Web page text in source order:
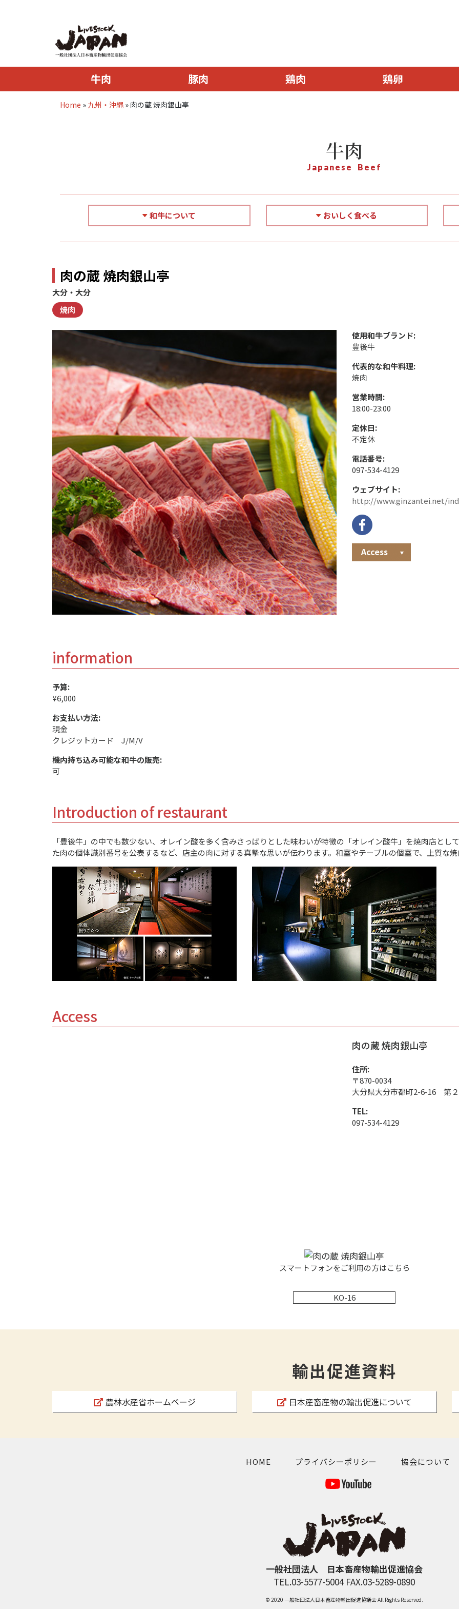
牛肉 豚肉 鶏肉 鶏卵
Home » 九州・沖縄 » 肉の蔵 焼肉銀山亭
牛肉
Japanese Beef
和牛について おいしく食べる
肉の蔵 焼肉銀山亭
大分・大分
焼肉
使用和牛ブランド:
豊後牛
代表的な和牛料理:
焼肉
営業時間:
18:00-23:00
定休日:
不定休
電話番号:
097-534-4129
ウェブサイト:
http://www.ginzantei.net/
Access
information
予算:
¥6,000
お支払い方法:
現金
クレジットカード J/M/V
機内持ち込み可能な和牛の販売:
可
Introduction of restaurant
「豊後牛」の中でも数少ない、オレイン酸を多く含みさっぱりとした味わいが特徴の「オレイン酸牛」を焼肉店と
た肉の個体識別番号を公表するなど、店主の肉に対する真摯な思いが伝わります。和室やテーブルの個室で、上質な
Access
肉の蔵 焼肉銀山亭
住所:
〒870-0034
大分県大分市都町2-6-16 第
TEL:
097-534-4129
スマートフォンをご利用の方はこちら
KO-16
輸出促進資料
農林水産省ホームページ 日本産畜産物の輸出促進について
HOME プライバシーポリシー 協会について
一般社団法人 日本畜産物輸出促進協会
TEL.03-5577-5004 FAX.03-5289-0890
© 2020 一般社団法人日本畜産物輸出促進協議会 All Rights Reserved.